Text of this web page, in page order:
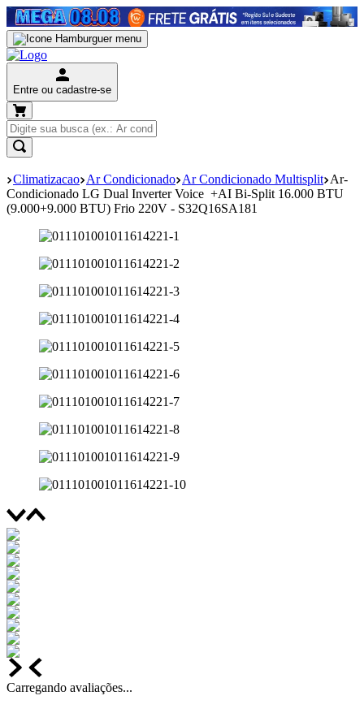
Entre ou cadastre-se
Climatizacao Ar Condicionado Ar Condicionado Multisplit Ar-
Condicionado LG Dual Inverter Voice +AI Bi-Split 16.000 BTU
(9.000+9.000 BTU) Frio 220V - S32Q16SA181
Carregando avaliações...